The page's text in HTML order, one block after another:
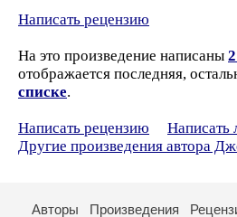
Написать рецензию
На это произведение написаны
отображается последняя,
списке.
Написать рецензию
Написать
Другие произведения автора
Авторы Произведения